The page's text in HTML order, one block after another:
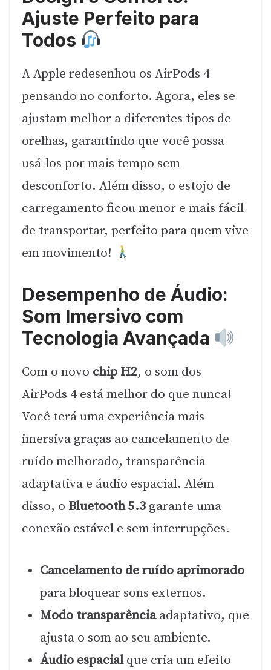
Ajuste Perfeito para
Todos
A Apple redesenhou os AirPods 4
pensando no conforto. Agora, eles se
ajustam melhor a diferentes tipos de
orelhas, garantindo que você possa
usá-los por mais tempo sem
desconforto. Além disso, o estojo de
carregamento ficou menor e mais fácil
de transportar, perfeito para quem vive
em movimento!
Desempenho de Áudio:
Som Imersivo com
Tecnologia Avançada
Com o novo chip H2, o som dos
AirPods 4 está melhor do que nunca!
Você terá uma experiência mais
imersiva graças ao cancelamento de
ruído melhorado, transparência
adaptativa e áudio espacial. Além
disso, o Bluetooth 5.3 garante uma
conexão estável e sem interrupções.
Cancelamento de ruído aprimorado
para bloquear sons externos.
Modo transparênciaadaptativo, que
ajusta o som ao seu ambiente.
Áudio espacialque cria um efeito